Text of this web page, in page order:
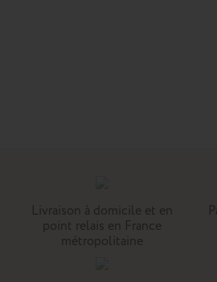
Livraison à domicile et en
point relais en France
métropolitaine